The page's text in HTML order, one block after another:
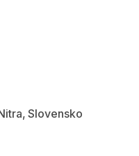
Slovensko